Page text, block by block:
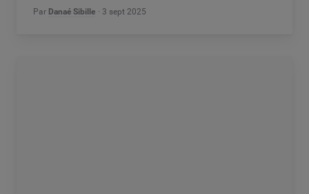
Par Danaé Sibille 3 sept 2025